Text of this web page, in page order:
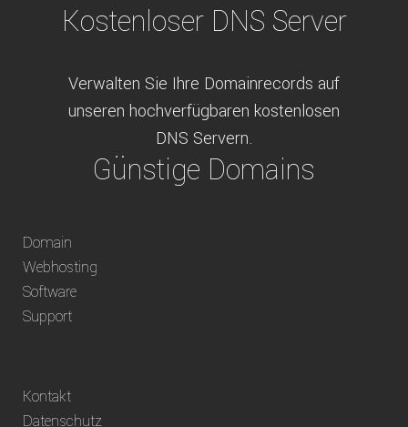
Kostenloser DNS Server
Verwalten Sie Ihre Domainrecords auf
unseren hochverfügbaren kostenlosen
DNS Servern.
Günstige Domains
weltweit verfügbare Domains inklusive
Vorkasse oder über ein andere verfügbare
Domain
Webhosting
Software
Support
Kontakt
Datenschutz